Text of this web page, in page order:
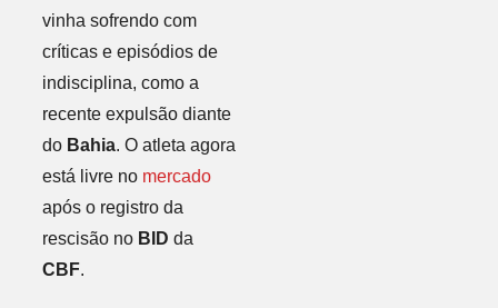
vinha sofrendo com
críticas e episódios de
indisciplina, como a
recente expulsão diante
do Bahia. O atleta agora
está livre no mercado
após o registro da
rescisão no BID da
CBF.